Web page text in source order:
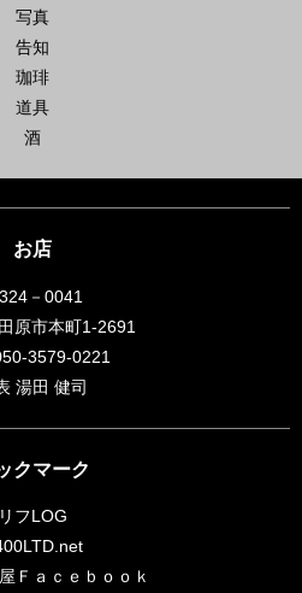
写真
告知
珈琲
道具
酒
お店
－0041
原市本町1-2691
3579-0221
湯田 健司
クマーク
リフLOG
Ｆａｃｅｂｏｏｋ